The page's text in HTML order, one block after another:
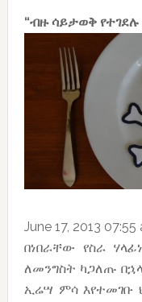
“ብዙ ሳይታወቅ
June 17, 2013
በነበራቸው የስራ
ለመንግስት ካጋለጡ
ኢሬሣ ምሳ እየተመገቡ